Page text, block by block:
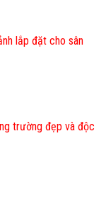
lắp đặt cho sân
trường đẹp và độc